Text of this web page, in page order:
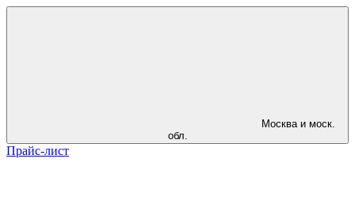
Москва и моск.
обл.
Прайс-лист